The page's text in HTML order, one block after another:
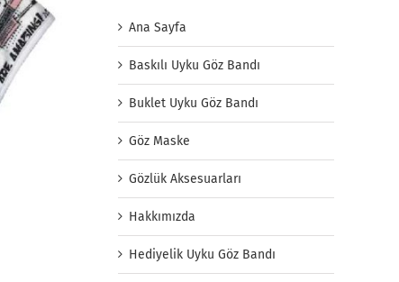
Ana Sayfa
Baskılı Uyku Göz Bandı
Buklet Uyku Göz Bandı
Göz Maske
Gözlük Aksesuarları
Hakkımızda
Hediyelik Uyku Göz Bandı